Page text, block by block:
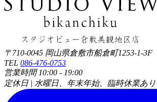
〒710-0045 岡山県倉敷市船倉町1253-1-3F
TEL 086-476-0753
営業時間 10:00 - 19:00
定休日 | 水曜日、年末年始、臨時休業あり